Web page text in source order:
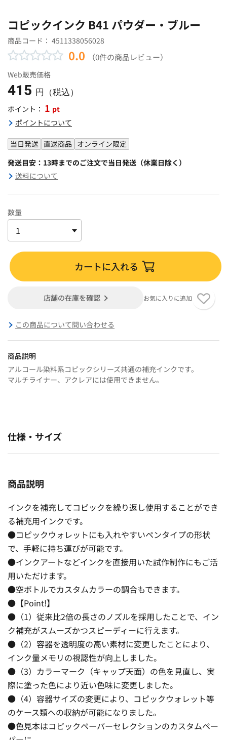
コピックインク B41 パウダー・ブルー
商品コード： 4511338056028
0.0 （0件の商品レビュー）
Web販売価格
415 円（税込）
ポイント： 1 pt
ポイントについて
当日発送 直送商品 オンライン限定
発送目安：13時までのご注文で当日発送（休業日除く）
送料について
数量
カートに入れる
店舗の在庫を確認 お気に入りに追加
この商品について問い合わせる
商品説明
アルコール染料系コピックシリーズ共通の補充インクです。
マルチライナー、アクレアには使用できません。
仕様・サイズ
商品説明
インクを補充してコピックを繰り返し使用することができ
る補充用インクです。
●コピックウォレットにも入れやすいペンタイプの形状
で、手軽に持ち運びが可能です。
●インクアートなどインクを直接用いた試作制作にもご活
用いただけます。
●空ボトルでカスタムカラーの調合もできます。
●【Point!】
●（1）従来比2倍の長さのノズルを採用したことで、イン
ク補充がスムーズかつスピーディーに行えます。
●（2）容器を透明度の高い素材に変更したことにより、
インク量メモリの視認性が向上しました。
●（3）カラーマーク（キャップ天面）の色を見直し、実
際に塗った色により近い色味に変更しました。
●（4）容器サイズの変更により、コピックウォレット等
のケース類への収納が可能になりました。
●色見本はコピックペーパーセレクションのカスタムペー